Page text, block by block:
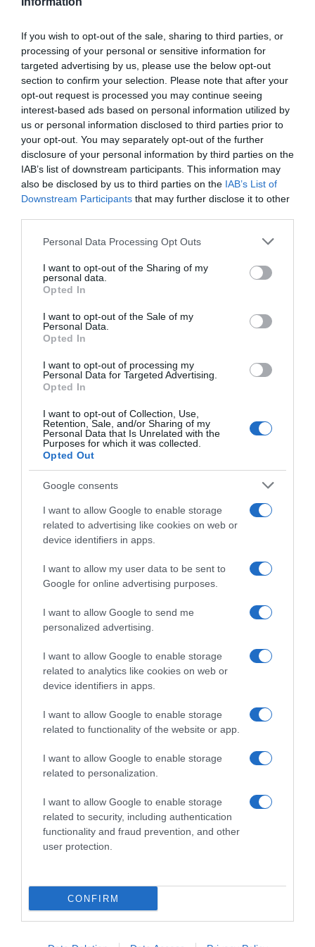
If you wish to opt-out of the sale, sharing to third parties, or
processing of your personal or sensitive information for
targeted advertising by us, please use the below opt-out
section to confirm your selection. Please note that after your
opt-out request is processed you may continue seeing
interest-based ads based on personal information utilized by
us or personal information disclosed to third parties prior to
your opt-out. You may separately opt-out of the further
disclosure of your personal information by third parties on the
IAB’s list of downstream participants. This information may
also be disclosed by us to third parties on the IAB’s List of
Downstream Participants that may further disclose it to other
Please note that this website/app uses one or more Google
not limited to your visit or usage behaviour. You may click to
grant or deny consent to Google and its third-party tags to
use your data for below specified purposes in below Google
consent section.
Personal Data Processing Opt Outs
I want to opt-out of the Sharing of my
personal data.
Opted In
I want to opt-out of the Sale of my
Personal Data.
Opted In
I want to opt-out of processing my
Personal Data for Targeted Advertising.
Opted In
I want to opt-out of Collection, Use,
Retention, Sale, and/or Sharing of my
Personal Data that Is Unrelated with the
Purposes for which it was collected.
Opted Out
Google consents
I want to allow Google to enable storage
related to advertising like cookies on web or
device identifiers in apps.
I want to allow my user data to be sent to
Google for online advertising purposes.
I want to allow Google to send me
personalized advertising.
I want to allow Google to enable storage
related to analytics like cookies on web or
device identifiers in apps.
I want to allow Google to enable storage
related to functionality of the website or app.
I want to allow Google to enable storage
related to personalization.
I want to allow Google to enable storage
related to security, including authentication
functionality and fraud prevention, and other
user protection.
CONFIRM
ΣΧΟΛΙΑ
ΠΟΛΙΤΙΚΗ
ΠΟΛΙΤΙΚΗ